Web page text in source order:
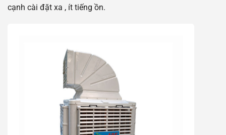
cạnh cài đặt xa , ít tiếng ồn.